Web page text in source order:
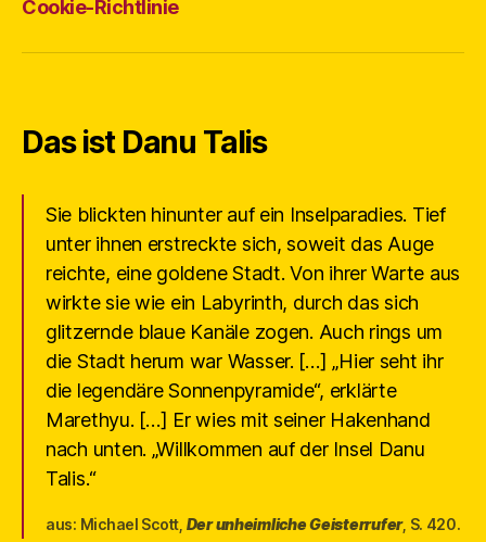
Cookie-Richtlinie
Das ist Danu Talis
Sie blickten hinunter auf ein Inselparadies. Tief
unter ihnen erstreckte sich, soweit das Auge
reichte, eine goldene Stadt. Von ihrer Warte aus
wirkte sie wie ein Labyrinth, durch das sich
glitzernde blaue Kanäle zogen. Auch rings um
die Stadt herum war Wasser. […] „Hier seht ihr
die legendäre Sonnenpyramide“, erklärte
Marethyu. […] Er wies mit seiner Hakenhand
nach unten. „Willkommen auf der Insel Danu
Talis.“
aus: Michael Scott, Der unheimliche Geisterrufer, S. 420.